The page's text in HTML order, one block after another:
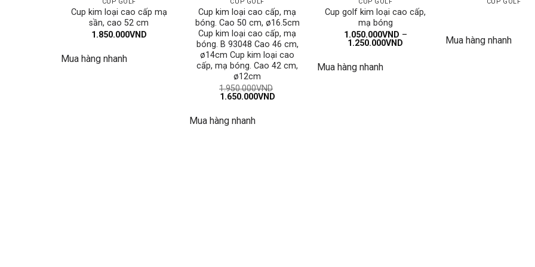
CUP GOLF
Cup kim loại cao cấp mạ
sần, cao 52 cm
1.850.000VND
Mua hàng nhanh
CUP GOLF
Cup kim loại cao cấp, mạ
bóng. Cao 50 cm, ø16.5cm
Cup kim loại cao cấp, mạ
bóng. B 93048 Cao 46 cm,
ø14cm Cup kim loại cao
cấp, mạ bóng. Cao 42 cm,
ø12cm
1.950.000VND
Giá
1.950.000VND.
1.650.000VNDGiá
Mua hàng nhanh
CUP GOLF
Cup golf kim loại cao cấp,
mạ bóng
1.050.000VND –
1.250.000VND
Mua hàng nhanh
CUP GOLF
Mua hàng nhanh